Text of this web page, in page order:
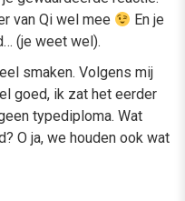
van Qi wel mee
En je
(je weet wel).
smaken. Volgens mij
goed, ik zat het eerder
typediploma. Wat
O ja, we houden ook wat